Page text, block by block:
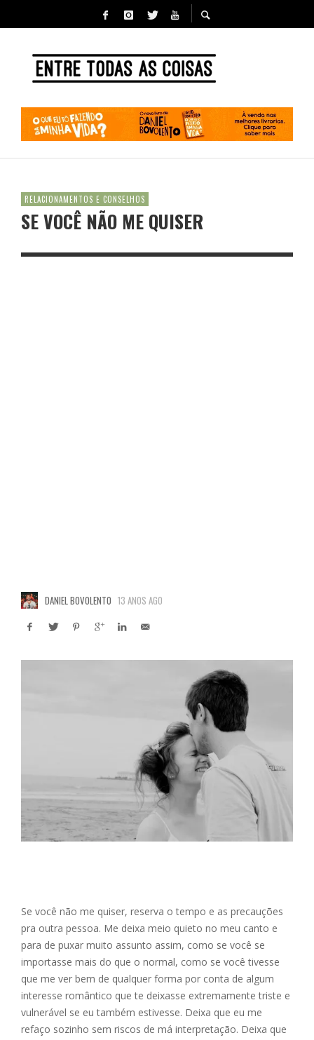
RELACIONAMENTOS E CONSELHOS
SE VOCÊ NÃO ME QUISER
DANIEL BOVOLENTO 13 ANOS AGO
Se você não me quiser, reserva o tempo e as precauções
pra outra pessoa. Me deixa meio quieto no meu canto e
para de puxar muito assunto assim, como se você se
importasse mais do que o normal, como se você tivesse
que me ver bem de qualquer forma por conta de algum
interesse romântico que te deixasse extremamente triste e
vulnerável se eu também estivesse. Deixa que eu me
refaço sozinho sem riscos de má interpretação. Deixa que